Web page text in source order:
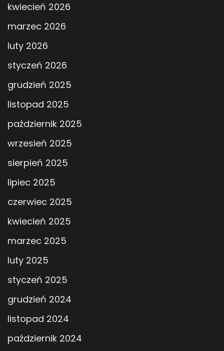
kwiecień 2026
marzec 2026
luty 2026
styczeń 2026
grudzień 2025
listopad 2025
październik 2025
wrzesień 2025
sierpień 2025
lipiec 2025
czerwiec 2025
kwiecień 2025
marzec 2025
luty 2025
styczeń 2025
grudzień 2024
listopad 2024
październik 2024